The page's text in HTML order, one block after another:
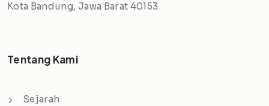
Kota Bandung, Jawa Barat 40153
Tentang Kami
Sejarah